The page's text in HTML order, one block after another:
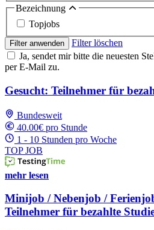
Bezeichnung
Topjobs
Filter anwenden
Filter löschen
Ja, sendet mir bitte die neuesten
per E-Mail zu.
Gesucht: Teilnehmer für
Bundesweit
40.00€ pro Stunde
1 - 10 Stunden pro Woche
TOP JOB
mehr lesen
Minijob / Nebenjob /
Teilnehmer für bezahlte